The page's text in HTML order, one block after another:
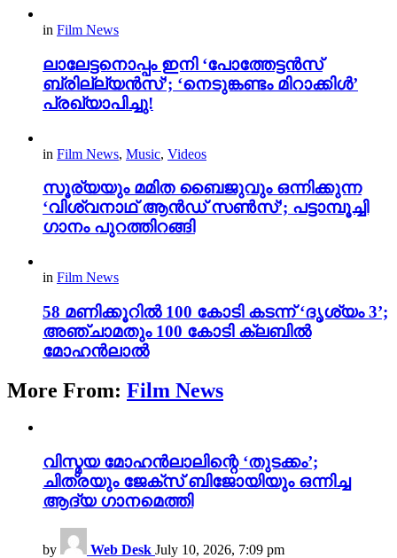
in Film News
ലാലേട്ടനൊപ്പം ഇനി ‘പോത്തേട്ടൻസ്
ബ്രില്ല്യൻസ്’; ‘നെടുങ്കണ്ടം മിറാക്കിൾ’
പ്രഖ്യാപിച്ചു!
in Film News, Music, Videos
സൂര്യയും മമിത ബൈജുവും ഒന്നിക്കുന്ന
‘വിശ്വനാഥ് ആൻഡ് സൺസ്’; പട്ടാമ്പൂച്ചി
ഗാനം പുറത്തിറങ്ങി
in Film News
58 മണിക്കൂറിൽ 100 കോടി കടന്ന് ‘ദൃശ്യം 3’;
അഞ്ചാമതും 100 കോടി ക്ലബിൽ
മോഹൻലാൽ
More From: Film News
വിസ്മയ മോഹൻലാലിന്റെ ‘തുടക്കം’;
ചിത്രയും ജേക്സ് ബിജോയിയും ഒന്നിച്ച
ആദ്യ ഗാനമെത്തി
by Web Desk July 10, 2026, 7:09 pm